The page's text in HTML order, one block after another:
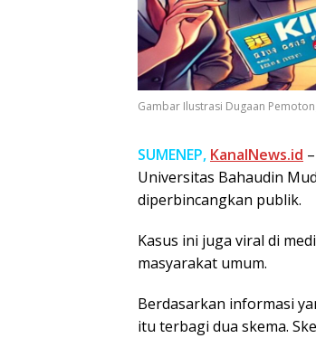
Gambar Ilustrasi Dugaan
SUMENEP, KanalNews.id
Universitas Bahaudin
diperbincangkan publik.
Kasus ini juga viral di
masyarakat umum.
Berdasarkan informasi
itu terbagi dua skema.